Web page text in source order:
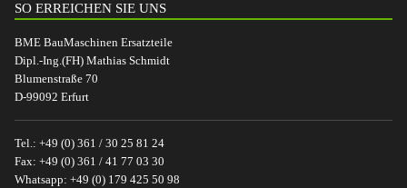
SO ERREICHEN SIE UNS
BME BauMaschinen Ersatzteile
Dipl.-Ing.(FH) Mathias Schmidt
Blumenstraße 70
D-99092 Erfurt
Tel.: +49 (0) 361 / 30 25 81 24
Fax: +49 (0) 361 / 41 77 03 30
Whatsapp: +49 (0) 179 425 50 98